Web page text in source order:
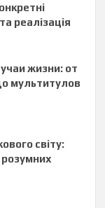
реалізація
жизни: от
мультитулов
світу:
розумних